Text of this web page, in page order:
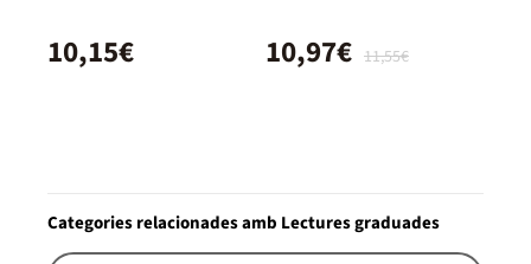
10,15€ 11,55€
10,97€
Categories relacionades amb Lectures graduades